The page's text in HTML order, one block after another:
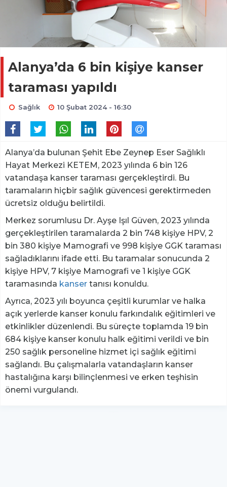
Alanya’da 6 bin kişiye kanser
taraması yapıldı
Sağlık 10 Şubat 2024 - 16:30
Alanya’da bulunan Şehit Ebe Zeynep Eser Sağlıklı
Hayat Merkezi KETEM, 2023 yılında 6 bin 126
vatandaşa kanser taraması gerçekleştirdi. Bu
taramaların hiçbir sağlık güvencesi gerektirmeden
ücretsiz olduğu belirtildi.
Merkez sorumlusu Dr. Ayşe Işıl Güven, 2023 yılında
gerçekleştirilen taramalarda 2 bin 748 kişiye HPV, 2
bin 380 kişiye Mamografi ve 998 kişiye GGK taraması
sağladıklarını ifade etti. Bu taramalar sonucunda 2
kişiye HPV, 7 kişiye Mamografi ve 1 kişiye GGK
taramasında kanser tanısı konuldu.
Ayrıca, 2023 yılı boyunca çeşitli kurumlar ve halka
açık yerlerde kanser konulu farkındalık eğitimleri ve
etkinlikler düzenlendi. Bu süreçte toplamda 19 bin
684 kişiye kanser konulu halk eğitimi verildi ve bin
250 sağlık personeline hizmet içi sağlık eğitimi
sağlandı. Bu çalışmalarla vatandaşların kanser
hastalığına karşı bilinçlenmesi ve erken teşhisin
önemi vurgulandı.